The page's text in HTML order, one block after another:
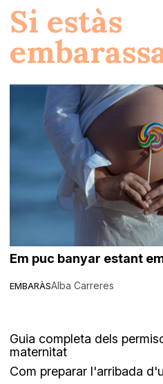
Si estàs
EMBARÀS
Em puc banyar estant
Alba Carreres
Guia completa dels
maternitat
Com preparar l'arribada